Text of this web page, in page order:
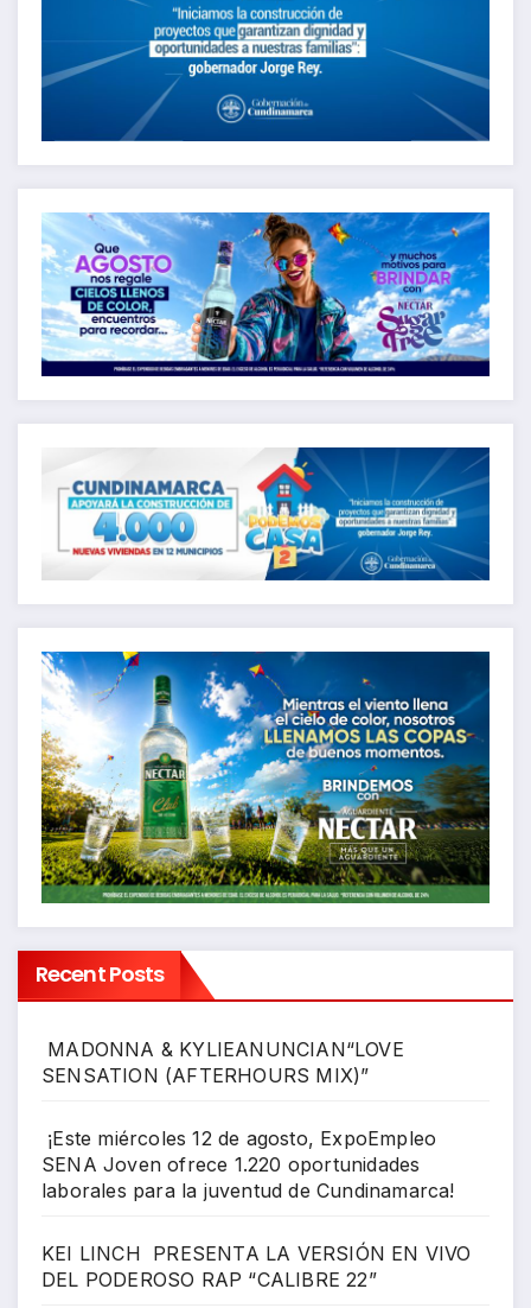
Recent Posts
MADONNA & KYLIEANUNCIAN“LOVE
SENSATION (AFTERHOURS MIX)”
¡Este miércoles 12 de agosto, ExpoEmpleo
SENA Joven ofrece 1.220 oportunidades
laborales para la juventud de Cundinamarca!
KEI LINCH PRESENTA LA VERSIÓN EN VIVO
DEL PODEROSO RAP “CALIBRE 22”